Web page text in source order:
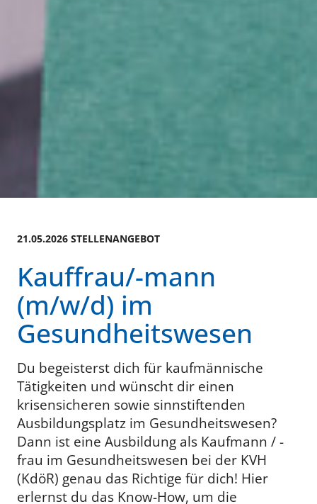
21.05.2026 STELLENANGEBOT
Kauffrau/-mann
(m/w/d) im
Gesundheitswesen
Du begeisterst dich für kaufmännische
Tätigkeiten und wünscht dir einen
krisensicheren sowie sinnstiftenden
Ausbildungsplatz im Gesundheitswesen?
Dann ist eine Ausbildung als Kaufmann / -
frau im Gesundheitswesen bei der KVH
(KdöR) genau das Richtige für dich! Hier
erlernst du das Know-How, um die